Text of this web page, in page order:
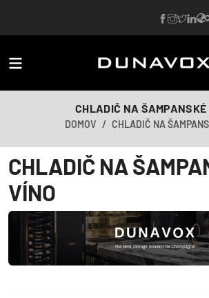
CHLADIČ NA ŠAMPANSKÉ
DOMOV CHLADIČ NA
CHLADIČ NA
VÍNO